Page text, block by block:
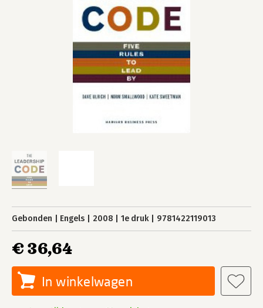
Gebonden Engels 2008 1e druk 9781422119013
€ 36,64
In winkelwagen